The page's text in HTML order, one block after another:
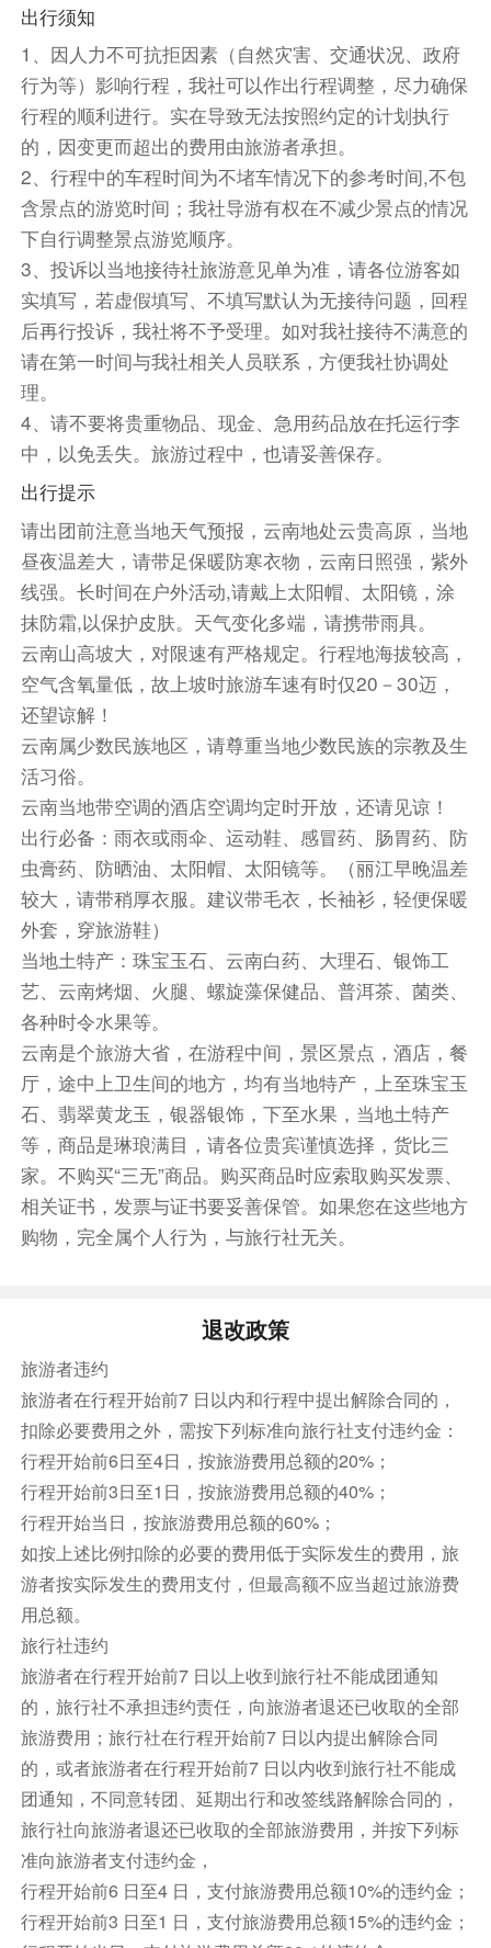
自然，随后游【蓝月谷】
B线（玉龙雪山大索道）：乘车前往【玉龙雪山索
道】（玉龙雪山索道如遇旺季限票或天气原因导致
上不了，我们将调整为玉龙雪山索道换成云杉坪索
道处理，差价现退）从海拔3000米的草甸出发，
穿越高大挺拔的各种松林杉树，到达4506米高的
雪山冰川公园，欣赏大自然恩赐的美景，随后游
【蓝月谷】
(PS因丽江玉龙雪山风景区冰川大索道资源有限，
本产品将尽力保证大索道资源。
1、如遇大索道限流或者不可抗力因素(天气原因或
索道检修）无法乘坐大索道的，将更改为云杉坪索
道，并退索道差价80元/人 。
2、因雪山索道资源一人同期只能预约一条，如遇
大索道和云杉坪索道均无法乘坐的情况（包括限
流/天气原因临时停开/索道维修的情况），将现退
大索道120元/人或云杉坪40元/人费用，另保证行
程内蓝月谷景区的游览时间，额外增加玉龙雪山玉
水寨景区游览打卡。)
C线 玉水寨→解锁雪山大片（旅拍）：乘车前往
【玉水寨】玉水寨景区位于云南省丽江县城北部十
五公里的玉龙雪山脚下，国家4A级景区。景区占
地208亩，平均海拔2700米，山寨自然纯朴，风
景秀丽，更是丽江纳西族东巴教的文化传承地，被
誉为“东巴圣地”。之后打卡雪山【雪山大片旅拍圣
地】（不含服装不含妆造，每组家庭含6张电子照
片）奇遇千年丽江胜景，雪山下的打卡圣地!解锁
专业级雪山风情大片。
今晚晚餐自理，游客可随喜好自费品尝当地特色小
吃，自由游览依托三山而建的，久负“柔软时光”盛
誉的【丽江古城、四方街】，街巷中无论少壮还是
中老年，皆同品鉴一份闲情的“浪慢生活”，再美的
风景，有心情，有闲情才可感觉安逸（因丽江古城
为开放式古城，基本为自行游览，时间是根据客人
自订）。
餐饮
早餐：包含
中餐：营养餐包
晚餐：敬请自理
住宿
金康酒店或同级备选酒店
第5天 丽江 虎跳峡 普达措
是万里长江第一大峡谷，横穿与哈巴和玉龙雪山之
间因猛虎跃江心石过江的传说而得名。随后游览我
国大陆第一个国家公园【普达措国家公园】乘坐环
保车到达属都湖（海拔约4100米，约3小时）, 晚
上赠送藏家歌舞晚会（品：藏式烤牦牛火锅、，酥
油茶、青稞酒、藏式小吃、烤鸡）体验藏族文化，
欣赏原生态歌舞（约120分钟）入住酒店。
餐饮
早餐：包含
中餐：包含
晚餐：包含
住宿
萨龙酒店或同级备选
第6天 独克宗古城→香巴拉时轮坛城 丽江
早餐后乘车游览【独克宗古城】参观龟山公园，合
力转动世界上最大的转经筒，为家人朋友祈福，游
览约一小时后乘车前往参观【香巴拉时轮坛城
AAAA】（游览时间约90分钟左右）是藏区最大活
佛班禅大师的道场，道场内供奉有一座金碧辉煌，
嵌满藏密七宝（天珠，蜜蜡，绿松石，红珊瑚，珍
珠，砗磲，玛瑙）的世界最大、装藏最多的黄金立
体坛城，该坛城由班禅大师亲自开光加持并赐名。
出行须知
1、因人力不可抗拒因素（自然灾害、交通状况、政府
行为等）影响行程，我社可以作出行程调整，尽力确保
行程的顺利进行。实在导致无法按照约定的计划执行
的，因变更而超出的费用由旅游者承担。
2、行程中的车程时间为不堵车情况下的参考时间,不包
含景点的游览时间；我社导游有权在不减少景点的情况
下自行调整景点游览顺序。
3、投诉以当地接待社旅游意见单为准，请各位游客如
实填写，若虚假填写、不填写默认为无接待问题，回程
后再行投诉，我社将不予受理。如对我社接待不满意的
请在第一时间与我社相关人员联系，方便我社协调处
理。
4、请不要将贵重物品、现金、急用药品放在托运行李
中，以免丢失。旅游过程中，也请妥善保存。
出行提示
请出团前注意当地天气预报，云南地处云贵高原，当地
昼夜温差大，请带足保暖防寒衣物，云南日照强，紫外
线强。长时间在户外活动,请戴上太阳帽、太阳镜，涂
抹防霜,以保护皮肤。天气变化多端，请携带雨具。
云南山高坡大，对限速有严格规定。行程地海拔较高，
空气含氧量低，故上坡时旅游车速有时仅20－30迈，
还望谅解！
云南属少数民族地区，请尊重当地少数民族的宗教及生
活习俗。
云南当地带空调的酒店空调均定时开放，还请见谅！
出行必备：雨衣或雨伞、运动鞋、感冒药、肠胃药、防
虫膏药、防晒油、太阳帽、太阳镜等。（丽江早晚温差
较大，请带稍厚衣服。建议带毛衣，长袖衫，轻便保暖
外套，穿旅游鞋）
当地土特产：珠宝玉石、云南白药、大理石、银饰工
艺、云南烤烟、火腿、螺旋藻保健品、普洱茶、菌类、
各种时令水果等。
云南是个旅游大省，在游程中间，景区景点，酒店，餐
厅，途中上卫生间的地方，均有当地特产，上至珠宝玉
石、翡翠黄龙玉，银器银饰，下至水果，当地土特产
等，商品是琳琅满目，请各位贵宾谨慎选择，货比三
家。不购买“三无”商品。购买商品时应索取购买发票、
相关证书，发票与证书要妥善保管。如果您在这些地方
购物，完全属个人行为，与旅行社无关。
退改政策
旅游者违约
旅游者在行程开始前7 日以内和行程中提出解除合同的，
扣除必要费用之外，需按下列标准向旅行社支付违约金：
行程开始前6日至4日，按旅游费用总额的20%；
行程开始前3日至1日，按旅游费用总额的40%；
行程开始当日，按旅游费用总额的60%；
如按上述比例扣除的必要的费用低于实际发生的费用，旅
游者按实际发生的费用支付，但最高额不应当超过旅游费
用总额。
旅行社违约
旅游者在行程开始前7 日以上收到旅行社不能成团通知
的，旅行社不承担违约责任，向旅游者退还已收取的全部
旅游费用；旅行社在行程开始前7 日以内提出解除合同
的，或者旅游者在行程开始前7 日以内收到旅行社不能成
团通知，不同意转团、延期出行和改签线路解除合同的，
旅行社向旅游者退还已收取的全部旅游费用，并按下列标
准向旅游者支付违约金，
行程开始前6 日至4 日，支付旅游费用总额10%的违约金；
行程开始前3 日至1 日，支付旅游费用总额15%的违约金；